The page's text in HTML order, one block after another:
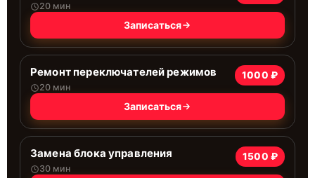
20 мин
Записаться
Ремонт переключателей режимов
20 мин
1000 ₽
Записаться
Замена блока управления
30 мин
1500 ₽